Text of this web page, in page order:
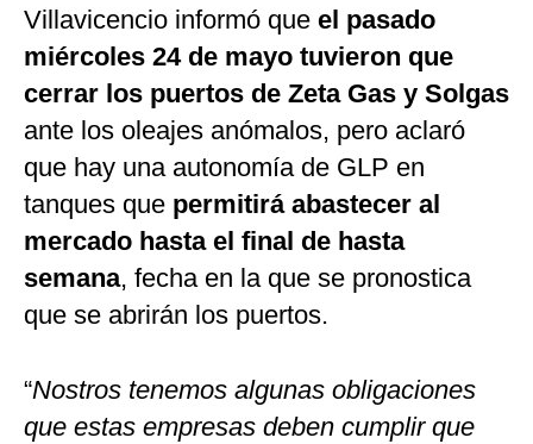
Villavicencio informó que el pasado
miércoles 24 de mayo tuvieron que
cerrar los puertos de Zeta Gas y Solgas
ante los oleajes anómalos, pero aclaró
que hay una autonomía de GLP en
tanques que permitirá abastecer al
mercado hasta el final de hasta
semana, fecha en la que se pronostica
que se abrirán los puertos.
“Nostros tenemos algunas obligaciones
que estas empresas deben cumplir que